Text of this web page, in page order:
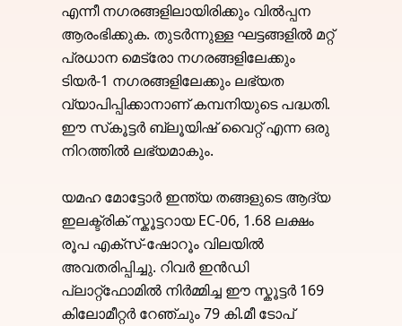
എന്നീ നഗരങ്ങളിലായിരിക്കും വിൽപ്പന
ആരംഭിക്കുക. തുടർന്നുള്ള ഘട്ടങ്ങളിൽ മറ്റ്
പ്രധാന മെട്രോ നഗരങ്ങളിലേക്കും
ടിയർ-1 നഗരങ്ങളിലേക്കും ലഭ്യത
വ്യാപിപ്പിക്കാനാണ് കമ്പനിയുടെ പദ്ധതി.
ഈ സ്‍കൂട്ടർ ബ്ലൂയിഷ് വൈറ്റ് എന്ന ഒരു
നിറത്തിൽ ലഭ്യമാകും.
യമഹ മോട്ടോർ ഇന്ത്യ തങ്ങളുടെ ആദ്യ
ഇലക്ട്രിക് സ്കൂട്ടറായ EC-06, 1.68 ലക്ഷം
രൂപ എക്സ്-ഷോറൂം വിലയിൽ
അവതരിപ്പിച്ചു. റിവർ ഇൻഡി
പ്ലാറ്റ്‌ഫോമിൽ നിർമ്മിച്ച ഈ സ്കൂട്ടർ 169
കിലോമീറ്റർ റേഞ്ചും 79 കി.മീ ടോപ്